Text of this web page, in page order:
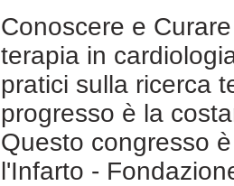
Conoscere e
terapia in
pratici sulla ricerca
progresso è la
Questo congresso
l'Infarto -